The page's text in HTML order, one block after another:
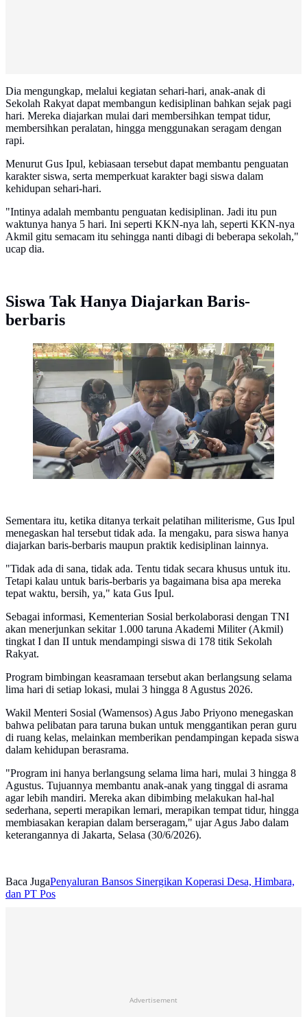
Dia mengungkap, melalui kegiatan sehari-hari, anak-anak di
Sekolah Rakyat dapat membangun kedisiplinan bahkan sejak pagi
hari. Mereka diajarkan mulai dari membersihkan tempat tidur,
membersihkan peralatan, hingga menggunakan seragam dengan
rapi.
Menurut Gus Ipul, kebiasaan tersebut dapat membantu penguatan
karakter siswa, serta memperkuat karakter bagi siswa dalam
kehidupan sehari-hari.
"Intinya adalah membantu penguatan kedisiplinan. Jadi itu pun
waktunya hanya 5 hari. Ini seperti KKN-nya lah, seperti KKN-nya
Akmil gitu semacam itu sehingga nanti dibagi di beberapa sekolah,"
ucap dia.
Siswa Tak Hanya Diajarkan Baris-
berbaris
Menteri Sosial (Mensos) Saifullah Yusuf alias Gus Ipul.
(Liputan6.com/Muhammad Radityo Priyasmoro)
Sementara itu, ketika ditanya terkait pelatihan militerisme, Gus Ipul
menegaskan hal tersebut tidak ada. Ia mengaku, para siswa hanya
diajarkan baris-berbaris maupun praktik kedisiplinan lainnya.
"Tidak ada di sana, tidak ada. Tentu tidak secara khusus untuk itu.
Tetapi kalau untuk baris-berbaris ya bagaimana bisa apa mereka
tepat waktu, bersih, ya," kata Gus Ipul.
Sebagai informasi, Kementerian Sosial berkolaborasi dengan TNI
akan menerjunkan sekitar 1.000 taruna Akademi Militer (Akmil)
tingkat I dan II untuk mendampingi siswa di 178 titik Sekolah
Rakyat.
Program bimbingan keasramaan tersebut akan berlangsung selama
lima hari di setiap lokasi, mulai 3 hingga 8 Agustus 2026.
Wakil Menteri Sosial (Wamensos) Agus Jabo Priyono menegaskan
bahwa pelibatan para taruna bukan untuk menggantikan peran guru
di ruang kelas, melainkan memberikan pendampingan kepada siswa
dalam kehidupan berasrama.
"Program ini hanya berlangsung selama lima hari, mulai 3 hingga 8
Agustus. Tujuannya membantu anak-anak yang tinggal di asrama
agar lebih mandiri. Mereka akan dibimbing melakukan hal-hal
sederhana, seperti merapikan lemari, merapikan tempat tidur, hingga
membiasakan kerapian dalam berseragam," ujar Agus Jabo dalam
keterangannya di Jakarta, Selasa (30/6/2026).
Baca JugaPenyaluran Bansos Sinergikan Koperasi Desa, Himbara,
dan PT Pos
Advertisement